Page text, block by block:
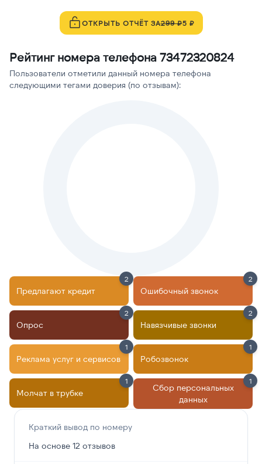
ОТКРЫТЬ ОТЧЁТ ЗА299 ₽5 ₽
Рейтинг номера телефона 73472320824
Пользователи отметили данный номера телефона
следующими тегами доверия (по отзывам):
Предлагают кредит
2
Ошибочный звонок
2
Опрос
2
Навязчивые звонки
2
Реклама услуг и сервисов
1
Робозвонок
1
Молчат в трубке
1
Сбор персональных
данных
1
Краткий вывод по номеру
На основе 12 отзывов